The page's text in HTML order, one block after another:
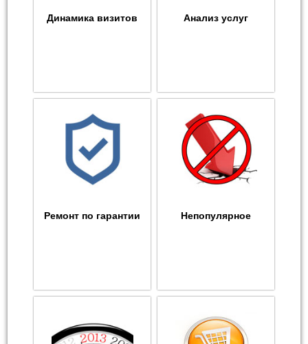
Динамика визитов Анализ услуг
Ремонт по гарантии Непопулярное